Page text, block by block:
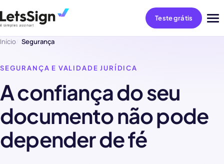
Teste grátis
Início Segurança
SEGURANÇA E VALIDADE JURÍDICA
A confiança do seu
documento não pode
depender de fé